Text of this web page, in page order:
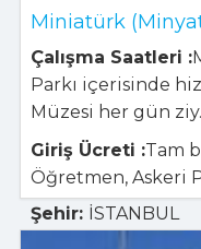
Miniatürk
Çalışma Saatleri :
Parkı içerisinde
Müzesi her gün
Giriş Ücreti :Tam
Öğretmen, Askeri
Şehir: İSTANBUL